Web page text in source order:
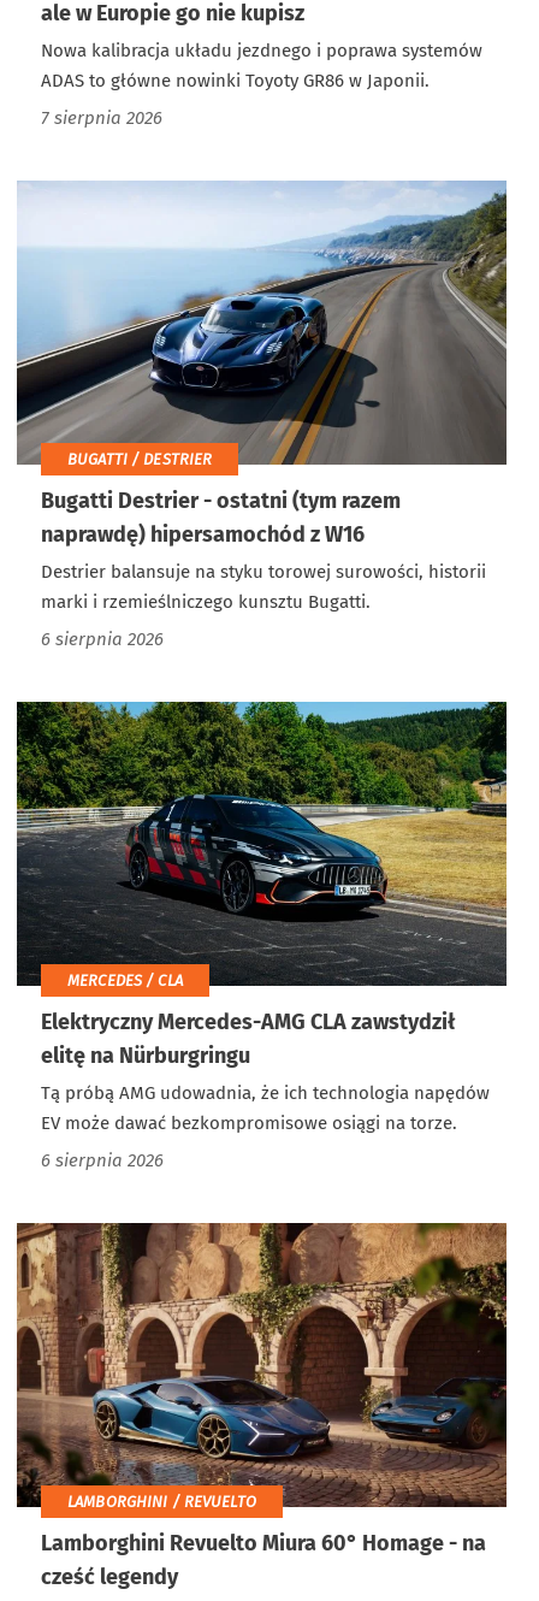
ale w Europie go nie kupisz
Nowa kalibracja układu jezdnego i poprawa systemów
ADAS to główne nowinki Toyoty GR86 w Japonii.
7 sierpnia 2026
BUGATTI / DESTRIER
Bugatti Destrier - ostatni (tym razem
naprawdę) hipersamochód z W16
Destrier balansuje na styku torowej surowości, historii
marki i rzemieślniczego kunsztu Bugatti.
6 sierpnia 2026
MERCEDES / CLA
Elektryczny Mercedes-AMG CLA zawstydził
elitę na Nürburgringu
Tą próbą AMG udowadnia, że ich technologia napędów
EV może dawać bezkompromisowe osiągi na torze.
6 sierpnia 2026
LAMBORGHINI / REVUELTO
Lamborghini Revuelto Miura 60° Homage - na
cześć legendy